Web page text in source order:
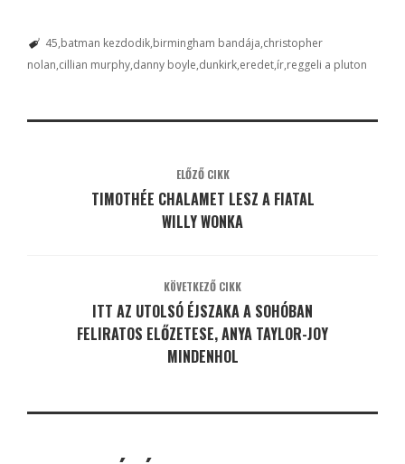
45 batman kezdodik birmingham bandája christopher
nolan cillian murphy danny boyle dunkirk eredet ír reggeli a pluton
ELŐZŐ CIKK
TIMOTHÉE CHALAMET LESZ A FIATAL
WILLY WONKA
KÖVETKEZŐ CIKK
ITT AZ UTOLSÓ ÉJSZAKA A SOHÓBAN
FELIRATOS ELŐZETESE, ANYA TAYLOR-JOY
MINDENHOL